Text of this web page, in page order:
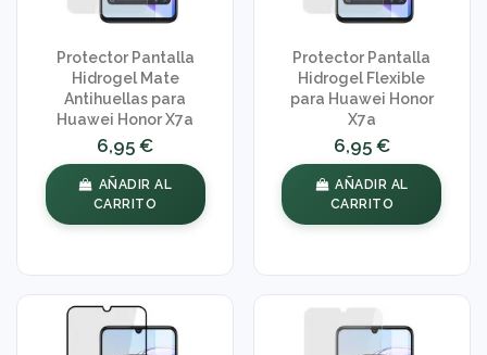
Protector Pantalla
Hidrogel Mate
Antihuellas para
Huawei Honor X7a
6,95 €
AÑADIR AL
CARRITO
Protector Pantalla
Hidrogel Flexible
para Huawei Honor
X7a
6,95 €
AÑADIR AL
CARRITO